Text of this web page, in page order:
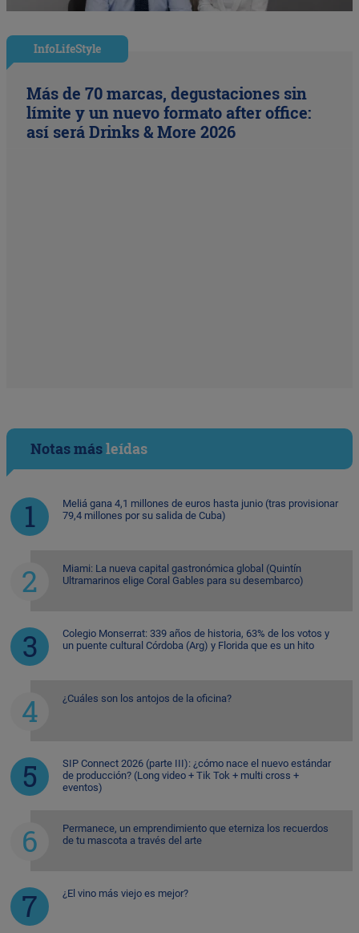
InfoLifeStyle
Más de 70 marcas, degustaciones sin
límite y un nuevo formato after office:
así será Drinks & More 2026
Notas másleídas
Meliá gana 4,1 millones de euros hasta junio (tras provisionar
79,4 millones por su salida de Cuba)
Miami: La nueva capital gastronómica global (Quintín
Ultramarinos elige Coral Gables para su desembarco)
Colegio Monserrat: 339 años de historia, 63% de los votos y
un puente cultural Córdoba (Arg) y Florida que es un hito
¿Cuáles son los antojos de la oficina?
SIP Connect 2026 (parte III): ¿cómo nace el nuevo estándar
de producción? (Long video + Tik Tok + multi cross +
eventos)
Permanece, un emprendimiento que eterniza los recuerdos
de tu mascota a través del arte
¿El vino más viejo es mejor?